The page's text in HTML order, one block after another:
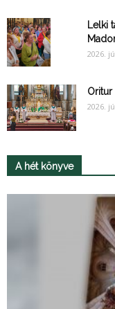
Lelki
2026.
2026.
A hét könyve